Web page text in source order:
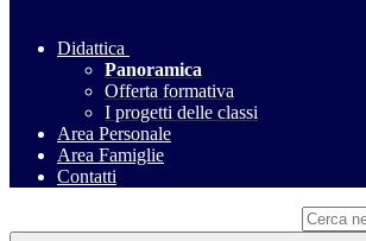
Didattica
Panoramica
Offerta formativa
I progetti delle classi
Area Personale
Area Famiglie
Contatti